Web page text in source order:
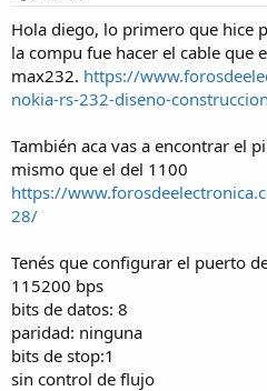
Hola diego, lo primero que hice
la compu fue hacer el cable que
max232. https://
nokia-rs-232-diseno-
También aca vas a encontrar el
mismo que el del 1100
https://
28/
Tenés que configurar el puerto
115200 bps
bits de datos: 8
paridad: ninguna
bits de stop:1
sin control de flujo